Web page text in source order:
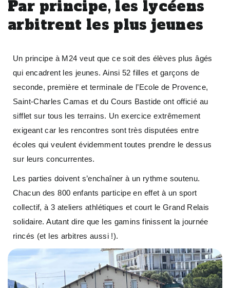
Par principe, les lycéens
arbitrent les plus jeunes
Un principe à M24 veut que ce soit des élèves plus âgés
qui encadrent les jeunes. Ainsi 52 filles et garçons de
seconde, première et terminale de l’Ecole de Provence,
Saint-Charles Camas et du Cours Bastide ont officié au
sifflet sur tous les terrains. Un exercice extrêmement
exigeant car les rencontres sont très disputées entre
écoles qui veulent évidemment toutes prendre le dessus
sur leurs concurrentes.
Les parties doivent s’enchaîner à un rythme soutenu.
Chacun des 800 enfants participe en effet à un sport
collectif, à 3 ateliers athlétiques et court le Grand Relais
solidaire. Autant dire que les gamins finissent la journée
rincés (et les arbitres aussi !).